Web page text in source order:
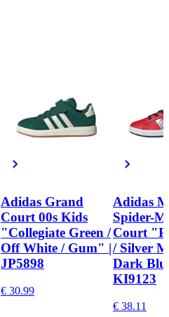
Adidas Grand
Court 00s Kids
"Collegiate Green /
Off White / Gum" |
JP5898
€ 30.99
Adidas
Spider-
Court
/ Silver
Dark
KI9123
€ 38.11